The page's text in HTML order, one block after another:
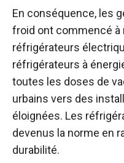
En conséquence, les
froid ont commencé à
réfrigérateurs
réfrigérateurs à
toutes les doses de
urbains vers des
éloignées. Les
devenus la norme en
durabilité.